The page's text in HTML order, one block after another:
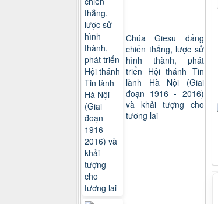
Chúa Giesu đấng
chiến thắng, lược sử
hình thành, phát
triển Hội thánh Tin
lành Hà Nội (Giai
đoạn 1916 - 2016)
và khải tượng cho
tương lai